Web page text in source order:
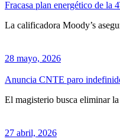
Fracasa plan energético de la
La calificadora Moody’s
28 mayo, 2026
Anuncia CNTE paro
El magisterio busca eliminar
27 abril, 2026